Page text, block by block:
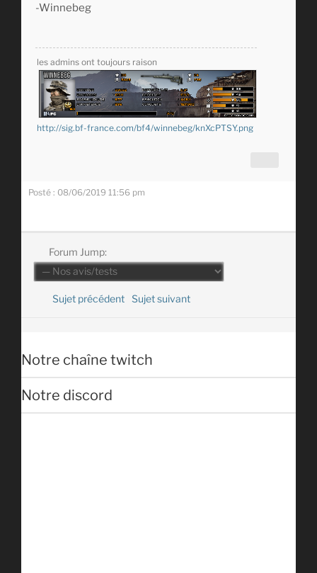
-Winnebeg
les admins ont toujours raison
http://sig.bf-france.com/bf4/winnebeg/knXcPTSY.png
Posté : 08/06/2019 11:56 pm
Forum Jump:
Sujet précédent Sujet suivant
Notre chaîne twitch
Notre discord